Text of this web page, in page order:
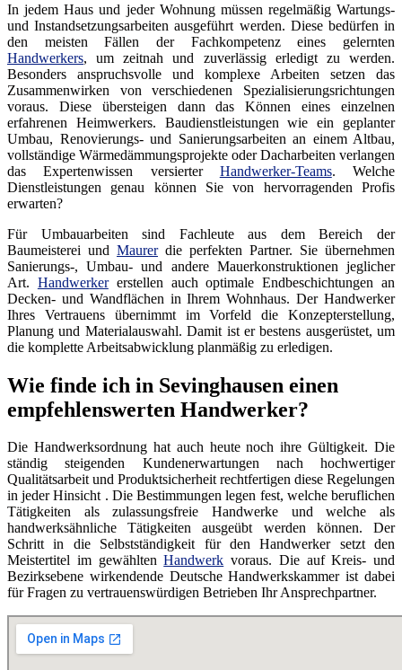
In jedem Haus und jeder Wohnung müssen regelmäßig Wartungs-
und Instandsetzungsarbeiten ausgeführt werden. Diese bedürfen in
den meisten Fällen der Fachkompetenz eines gelernten
Handwerkers, um zeitnah und zuverlässig erledigt zu werden.
Besonders anspruchsvolle und komplexe Arbeiten setzen das
Zusammenwirken von verschiedenen Spezialisierungsrichtungen
voraus. Diese übersteigen dann das Können eines einzelnen
erfahrenen Heimwerkers. Baudienstleistungen wie ein geplanter
Umbau, Renovierungs- und Sanierungsarbeiten an einem Altbau,
vollständige Wärmedämmungsprojekte oder Dacharbeiten verlangen
das Expertenwissen versierter Handwerker-Teams. Welche
Dienstleistungen genau können Sie von hervorragenden Profis
erwarten?
Für Umbauarbeiten sind Fachleute aus dem Bereich der
Baumeisterei und Maurerdie perfekten Partner. Sie übernehmen
Sanierungs-, Umbau- und andere Mauerkonstruktionen jeglicher
Art. Handwerkererstellen auch optimale Endbeschichtungen an
Decken- und Wandflächen in Ihrem Wohnhaus. Der Handwerker
Ihres Vertrauens übernimmt im Vorfeld die Konzepterstellung,
Planung und Materialauswahl. Damit ist er bestens ausgerüstet, um
die komplette Arbeitsabwicklung planmäßig zu erledigen.
Wie finde ich in Sevinghausen einen
empfehlenswerten Handwerker?
Die Handwerksordnung hat auch heute noch ihre Gültigkeit. Die
ständig steigenden Kundenerwartungen nach hochwertiger
Qualitätsarbeit und Produktsicherheit rechtfertigen diese Regelungen
in jeder Hinsicht . Die Bestimmungen legen fest, welche beruflichen
Tätigkeiten als zulassungsfreie Handwerke und welche als
handwerksähnliche Tätigkeiten ausgeübt werden können. Der
Schritt in die Selbstständigkeit für den Handwerker setzt den
Meistertitel im gewähltenHandwerk voraus. Die auf Kreis- und
Bezirksebene wirkendende Deutsche Handwerkskammer ist dabei
für Fragen zu vertrauenswürdigen Betrieben Ihr Ansprechpartner.